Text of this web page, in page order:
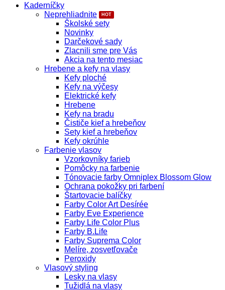
Kaderníčky
Neprehliadnite
Školské sety
Novinky
Darčekové sady
Zlacnili sme pre Vás
Akcia na tento mesiac
Hrebene a kefy na vlasy
Kefy ploché
Kefy na výčesy
Elektrické kefy
Hrebene
Kefy na bradu
Čističe kief a hrebeňov
Sety kief a hrebeňov
Kefy okrúhle
Farbenie vlasov
Vzorkovníky farieb
Pomôcky na farbenie
Tónovacie farby Omniplex Blossom Glow
Ochrana pokožky pri farbení
Štartovacie balíčky
Farby Color Art Desírée
Farby Eve Experience
Farby Life Color Plus
Farby B.Life
Farby Suprema Color
Melíre, zosvetľovače
Peroxidy
Vlasový styling
Lesky na vlasy
Tužidlá na vlasy